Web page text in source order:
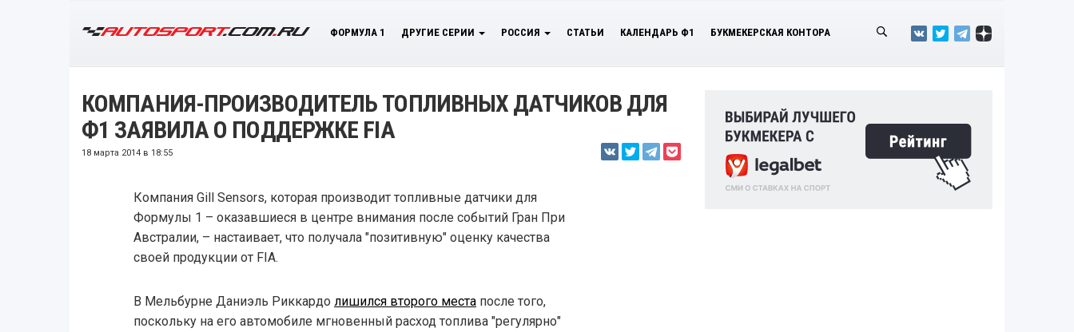
ФОРМУЛА 1 ДРУГИЕ СЕРИИ РОССИЯ СТАТЬИ КАЛЕНДАРЬ Ф1 БУКМЕКЕРСКАЯ КОНТОРА
КОМПАНИЯ-ПРОИЗВОДИТЕЛЬ ТОПЛИВНЫХ ДАТЧИКОВ ДЛЯ
Ф1 ЗАЯВИЛА О ПОДДЕРЖКЕ FIA
18 марта 2014 в 18:55
Компания Gill Sensors, которая производит топливные датчики для
Формулы 1 – оказавшиеся в центре внимания после событий Гран При
Австралии, – настаивает, что получала "позитивную" оценку качества
своей продукции от FIA.
В Мельбурне Даниэль Риккардо лишился второго местапосле того,
поскольку на его автомобиле мгновенный расход топлива "регулярно"